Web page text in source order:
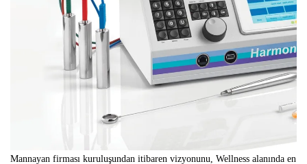
Mannayan firması kuruluşundan itibaren vizyonunu, Wellness alanında en